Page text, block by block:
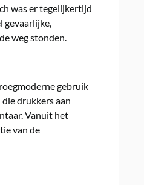
was er tegelijkertijd
weg stonden.
gebruik
drukkers aan
Vanuit het
van de